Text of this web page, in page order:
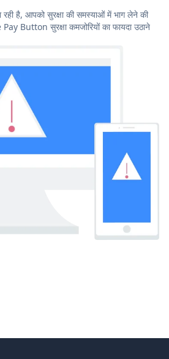
है, आपको सुरक्षा की समस्याओं में भाग लेने की
Button सुरक्षा कमजोरियों का फायदा उठाने